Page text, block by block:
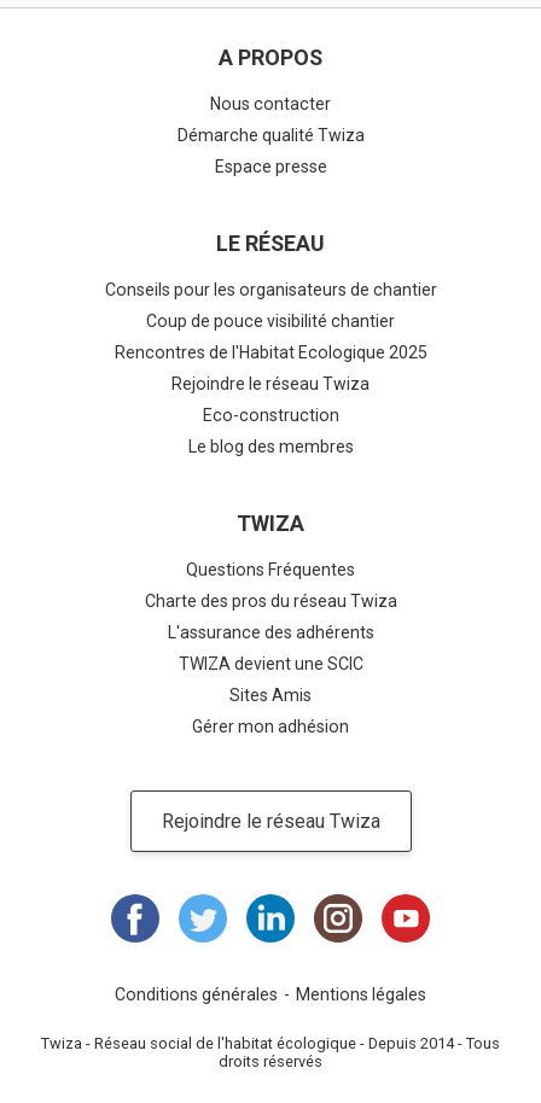
A PROPOS
Nous contacter
Démarche qualité Twiza
Espace presse
LE RÉSEAU
Conseils pour les organisateurs de chantier
Coup de pouce visibilité chantier
Rencontres de l'Habitat Ecologique 2025
Rejoindre le réseau Twiza
Eco-construction
Le blog des membres
TWIZA
Questions Fréquentes
Charte des pros du réseau Twiza
L'assurance des adhérents
TWIZA devient une SCIC
Sites Amis
Gérer mon adhésion
Rejoindre le réseau Twiza
Conditions générales Mentions légales
Twiza - Réseau social de l'habitat écologique - Depuis 2014 - Tous
droits réservés